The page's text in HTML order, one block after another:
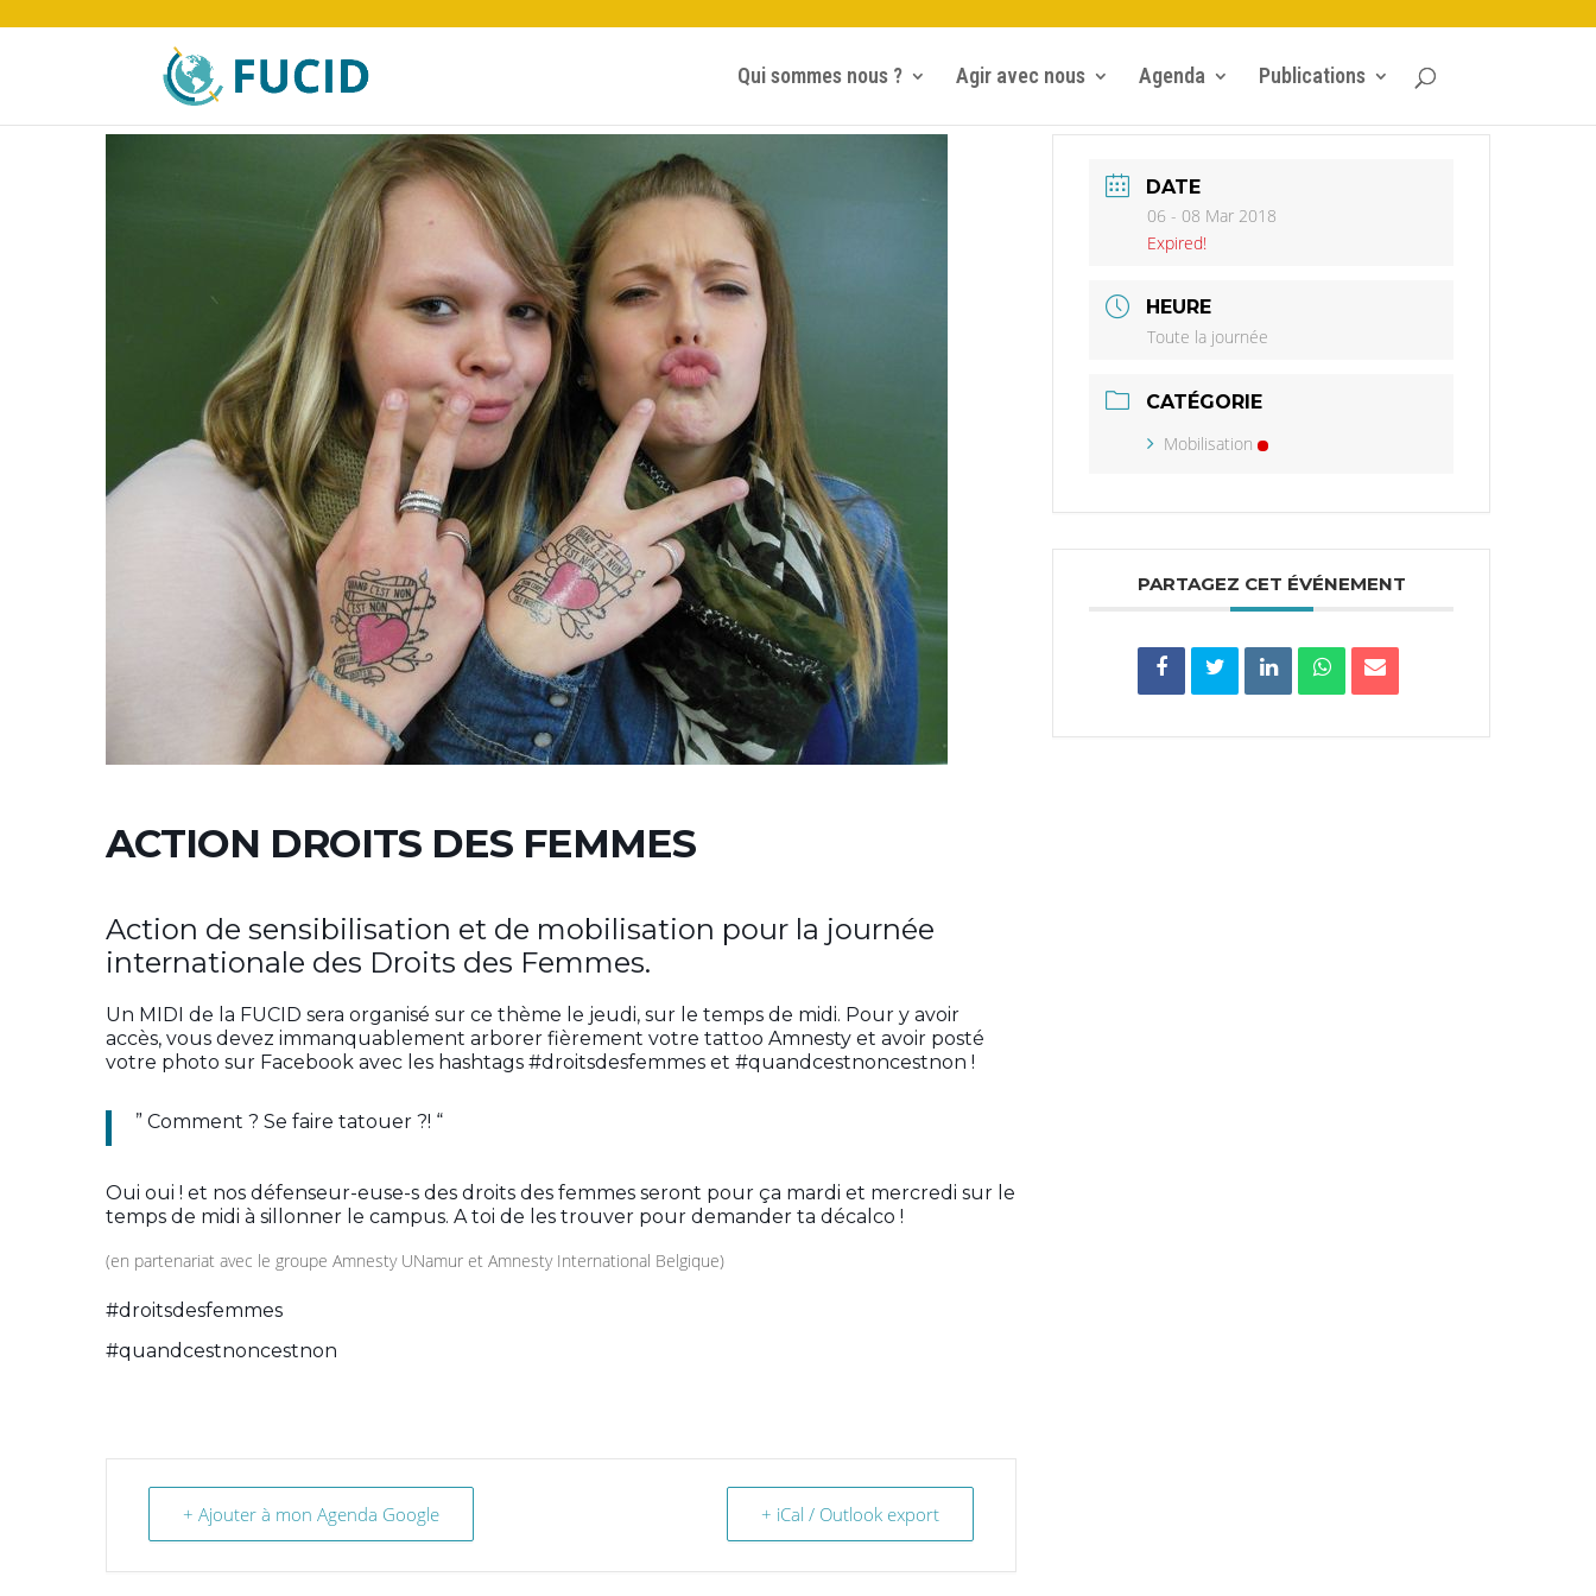
Qui sommes nous ? Agir avec nous Agenda Publications
ACTION DROITS DES FEMMES
Action de sensibilisation et de mobilisation pour la journée
internationale des Droits des Femmes.
Un MIDI de la FUCID sera organisé sur ce thème le jeudi, sur le temps de midi. Pour y avoir
accès, vous devez immanquablement arborer fièrement votre tattoo Amnesty et avoir posté
votre photo sur Facebook avec les hashtags #droitsdesfemmes et #quandcestnoncestnon !
” Comment ? Se faire tatouer ?! “
Oui oui ! et nos défenseur-euse-s des droits des femmes seront pour ça mardi et mercredi sur le
temps de midi à sillonner le campus. A toi de les trouver pour demander ta décalco !
(en partenariat avec le groupe Amnesty UNamur et Amnesty International Belgique)
#droitsdesfemmes
#quandcestnoncestnon
+ Ajouter à mon Agenda Google + iCal / Outlook export
DATE
06 - 08 Mar 2018
Expired!
HEURE
Toute la journée
CATÉGORIE
Mobilisation
PARTAGEZ CET ÉVÉNEMENT